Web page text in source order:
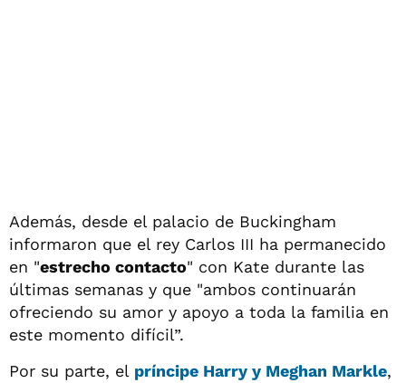
Además, desde el palacio de Buckingham
informaron que el rey Carlos III ha permanecido
en "estrecho contacto" con Kate durante las
últimas semanas y que "ambos continuarán
ofreciendo su amor y apoyo a toda la familia en
este momento difícil”.
Por su parte, el príncipe Harry y Meghan Markle,